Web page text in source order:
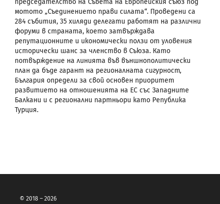
мотото „Съединението прави силата“. Проведени са
284 събития, 35 хиляди делегати работят на различни
форуми в страната, което затвърждава
репутационните и икономически ползи от уловения
исторически шанс за членство в Съюза. Като
потвърждение на линията във външнополитически
план да бъде гарант на регионалната сигурност,
България определи за свой основен приоритет
развитието на отношенията на ЕС със Западните
Балкани и с регионални партньори като Република
Турция.
© 2018 – 2026